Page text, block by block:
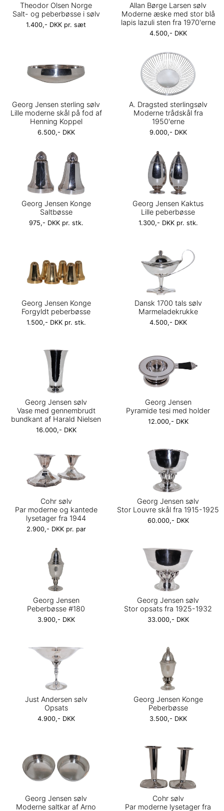
Theodor Olsen Norge
Salt- og peberbøsse i sølv
1.400,- DKK pr. sæt
Allan Børge Larsen sølv
Moderne æske med stor blå
lapis lazuli sten fra 1970'erne
4.500,- DKK
Georg Jensen sterling sølv
Lille moderne skål på fod af
Henning Koppel
6.500,- DKK
A. Dragsted sterlingsølv
Moderne trådskål fra
1950'erne
9.000,- DKK
Georg Jensen Konge
Saltbøsse
975,- DKK pr. stk.
Georg Jensen Kaktus
Lille peberbøsse
1.300,- DKK pr. stk.
Georg Jensen Konge
Forgyldt peberbøsse
1.500,- DKK pr. stk.
Dansk 1700 tals sølv
Marmeladekrukke
4.500,- DKK
Georg Jensen sølv
Vase med gennembrudt
bundkant af Harald Nielsen
16.000,- DKK
Georg Jensen
Pyramide tesi med holder
12.000,- DKK
Cohr sølv
Par moderne og kantede
lysetager fra 1944
2.900,- DKK pr. par
Georg Jensen sølv
Stor Louvre skål fra 1915-1925
60.000,- DKK
Georg Jensen
Peberbøsse #180
3.900,- DKK
Georg Jensen sølv
Stor opsats fra 1925-1932
33.000,- DKK
Just Andersen sølv
Opsats
4.900,- DKK
Georg Jensen Konge
Peberbøsse
3.500,- DKK
Georg Jensen sølv
Moderne saltkar af Arno
Cohr sølv
Par moderne lysetager fra